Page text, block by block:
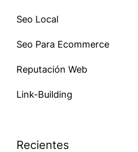
Seo Local
Seo Para Ecommerce
Reputación Web
Link-Building
Recientes